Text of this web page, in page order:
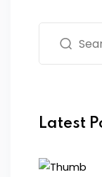
Latest